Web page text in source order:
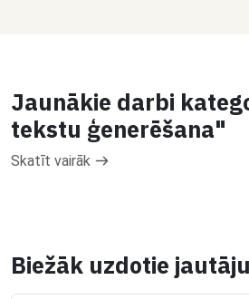
Jaunākie darbi
tekstu ģenerēšana"
Skatīt vairāk
Biežāk uzdotie